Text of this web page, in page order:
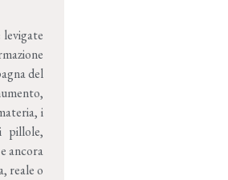
del
i
pillole,
ancora
reale o